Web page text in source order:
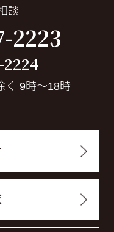
談
2223
9時～18時